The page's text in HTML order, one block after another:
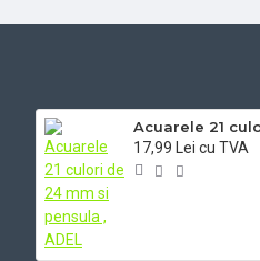
17,99 Lei cu TVA